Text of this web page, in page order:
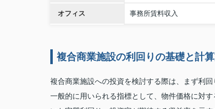
オフィス 事務所賃料収入
複合商業施設の利回りの基礎と計
複合商業施設への投資を検討する際は、まず利
一般的に用いられる指標として、物件価格に対